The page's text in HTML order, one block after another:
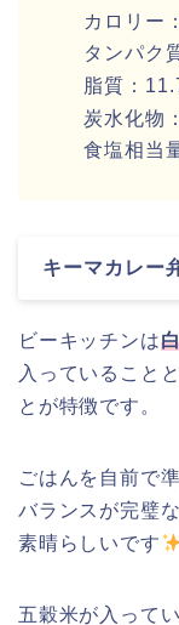
カロリー
タンパク
脂質：
炭水化物
食塩相当
キーマカレー
ビーキッチンは
入っていること
とが特徴です。
ごはんを自前で
バランスが完璧
素晴らしいです
五穀米が入って